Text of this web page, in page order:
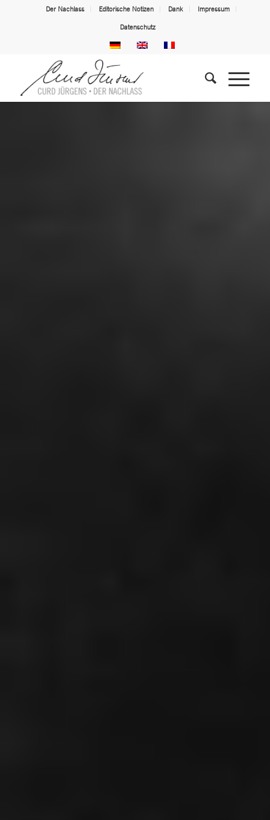
Der Nachlass Editorische Notizen Dank Impressum
Datenschutz